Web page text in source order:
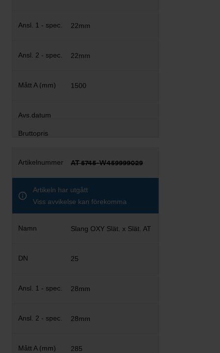
22mm
22mm
1500
AT 5745-W459999029
Artikeln har utgått
Viss avvikelse kan förekomma
Slang OXY Slät. x Slät. AT
25
28mm
28mm
285